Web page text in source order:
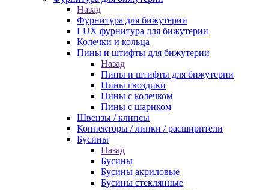
Назад
Фурнитура для бижутерии
LUX фурнитура для бижутерии
Колечки и кольца
Пины и штифты для бижутерии
Назад
Пины и штифты для бижутерии
Пины гвоздики
Пины с колечком
Пины с шариком
Швензы / клипсы
Коннекторы / линки / расширители
Бусины
Назад
Бусины
Бусины акриловые
Бусины стеклянные